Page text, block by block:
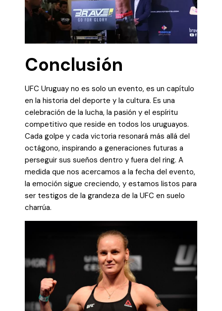
Conclusión
UFC Uruguay no es solo un evento, es un capítulo
en la historia del deporte y la cultura. Es una
celebración de la lucha, la pasión y el espíritu
competitivo que reside en todos los uruguayos.
Cada golpe y cada victoria resonará más allá del
octágono, inspirando a generaciones futuras a
perseguir sus sueños dentro y fuera del ring. A
medida que nos acercamos a la fecha del evento,
la emoción sigue creciendo, y estamos listos para
ser testigos de la grandeza de la UFC en suelo
charrúa.